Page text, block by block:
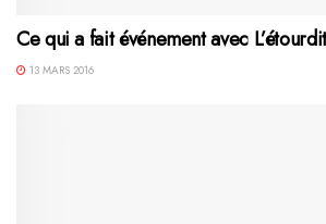
Ce qui a fait événement avec L’étourdit
13 MARS 2016